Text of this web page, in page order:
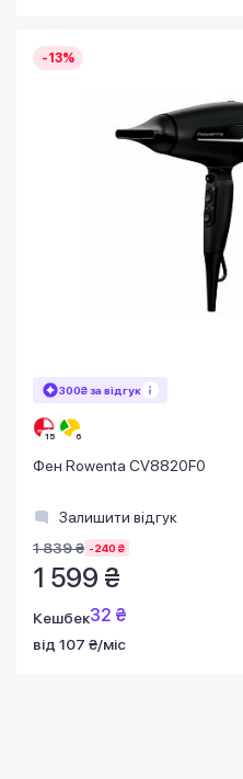
-13%
300₴ за відгук
Фен Rowenta CV8820F0
Залишити відгук
1 839 ₴ -240 ₴
1 599 ₴
Кешбек32 ₴
від 107 ₴/міс